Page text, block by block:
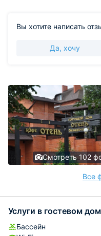
Вы хотите написать
Да, хочу
Смотреть 102
Все
Услуги в гостевом
Бассейн